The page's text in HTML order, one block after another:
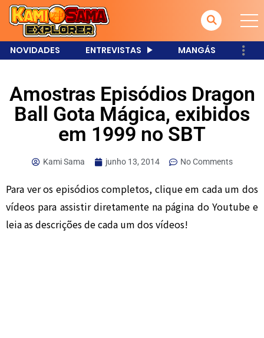
NOVIDADES ENTREVISTAS MANGÁS
Amostras Episódios Dragon
Ball Gota Mágica, exibidos
em 1999 no SBT
Kami Sama junho 13, 2014 No Comments
Para ver os episódios completos, clique em cada um dos
vídeos para assistir diretamente na página do Youtube e
leia as descrições de cada um dos vídeos!